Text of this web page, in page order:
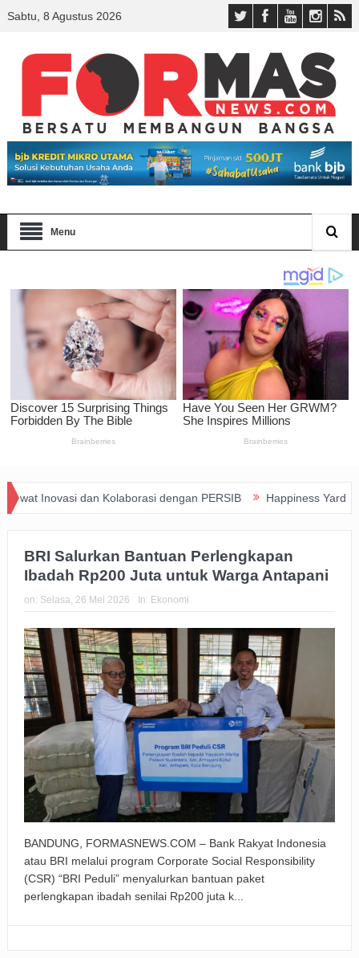
Sabtu, 8 Agustus 2026
Menu
dengan PERSIB Happiness Yard Vol. 2 Jadi Bukti Kolaborasi
BRI Salurkan Bantuan Perlengkapan
Ibadah Rp200 Juta untuk Warga Antapani
on: Selasa, 26 Mei 2026 In: Ekonomi
BANDUNG, FORMASNEWS.COM – Bank Rakyat Indonesia
atau BRI melalui program Corporate Social Responsibility
(CSR) “BRI Peduli” menyalurkan bantuan paket
perlengkapan ibadah senilai Rp200 juta k...